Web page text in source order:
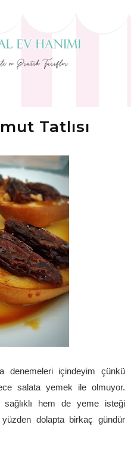
Tatlısı
denemeleri içindeyim çünkü
salata yemek ile olmuyor.
hem de yeme isteği
dolapta birkaç gündür